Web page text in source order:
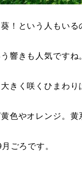
！という人もいる
響きも人気ですね
きく咲くひまわり
色やオレンジ。黄
ごろです。